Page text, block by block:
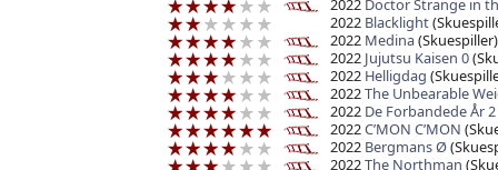
2022 Blacklight
2022 Medina(Skuespiller)
2022 Jujutsu Kaisen 0
2022 Helligdag
2022The Unbearable
2022 De Forbandede År 2
2022C’MON C’MON
2022 Bergmans Ø
2022The Northman